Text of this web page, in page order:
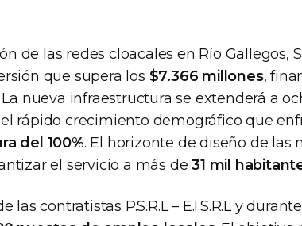
de las redes cloacales en Río Gallegos,
que supera los $7.366 millones,
La nueva infraestructura se extenderá a
rápido crecimiento demográfico que
del 100%. El horizonte de diseño de las
el servicio a más de31 mil
las contratistas P.S.R.L – E.I.S.R.L y